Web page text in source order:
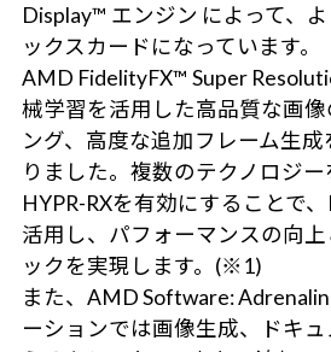
Display™ エンジン によって、
ックスカードになっています。
AMD FidelityFX™ Super
械学習を活用した高品質な画
ング、高度な追加フレーム生成
りました。複数のテクノロジ
HYPR-RXを有効にすることで
活用し、パフォーマンスの向
ックを実現します。(※1)
また、AMD Software:
ーションでは画像生成、ドキ